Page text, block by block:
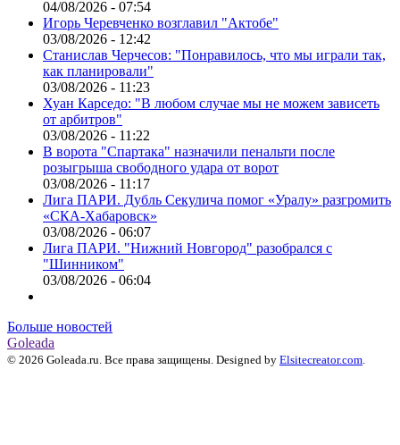
04/08/2026 - 07:54
Игорь Черевченко возглавил "Актобе"
03/08/2026 - 12:42
Станислав Черчесов: "Понравилось, что мы играли так,
как планировали"
03/08/2026 - 11:23
Хуан Карседо: "В любом случае мы не можем зависеть
от арбитров"
03/08/2026 - 11:22
В ворота "Спартака" назначили пенальти после
розыгрыша свободного удара от ворот
03/08/2026 - 11:17
Лига ПАРИ. Дубль Секулича помог «Уралу» разгромить
«СКА-Хабаровск»
03/08/2026 - 06:07
Лига ПАРИ. "Нижний Новгород" разобрался с
"Шинником"
03/08/2026 - 06:04
Больше новостей
Goleada
© 2026 Goleada.ru. Все права защищены. Designed by Elsitecreator.com